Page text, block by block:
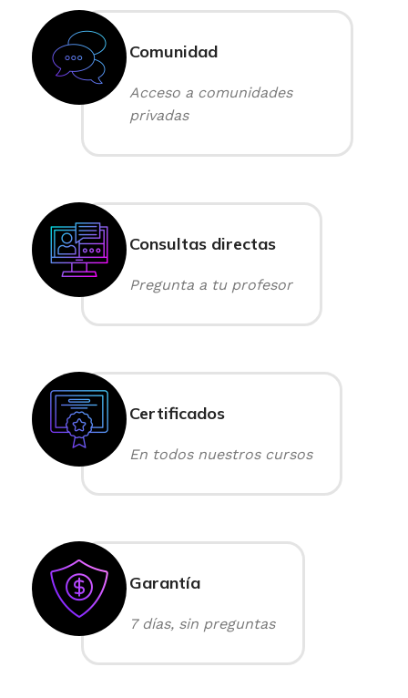
Comunidad
Acceso a comunidades
privadas
Consultas directas
Pregunta a tu profesor
Certificados
En todos nuestros cursos
Garantía
7 días, sin preguntas